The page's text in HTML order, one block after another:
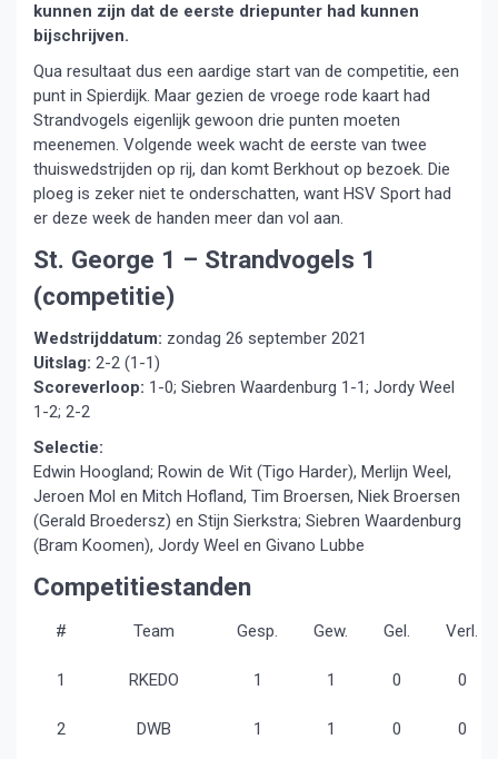
kunnen zijn dat de eerste driepunter had kunnen
bijschrijven.
Qua resultaat dus een aardige start van de competitie, een
punt in Spierdijk. Maar gezien de vroege rode kaart had
Strandvogels eigenlijk gewoon drie punten moeten
meenemen. Volgende week wacht de eerste van twee
thuiswedstrijden op rij, dan komt Berkhout op bezoek. Die
ploeg is zeker niet te onderschatten, want HSV Sport had
er deze week de handen meer dan vol aan.
St. George 1 – Strandvogels 1
(competitie)
Wedstrijddatum: zondag 26 september 2021
Uitslag: 2-2 (1-1)
Scoreverloop: 1-0; Siebren Waardenburg 1-1; Jordy Weel
1-2; 2-2
Selectie:
Edwin Hoogland; Rowin de Wit (Tigo Harder), Merlijn Weel,
Jeroen Mol en Mitch Hofland, Tim Broersen, Niek Broersen
(Gerald Broedersz) en Stijn Sierkstra; Siebren Waardenburg
(Bram Koomen), Jordy Weel en Givano Lubbe
Competitiestanden
# Team Gesp. Gew. Gel. Verl.
1 RKEDO 1 1 0 0
2 DWB 1 1 0 0